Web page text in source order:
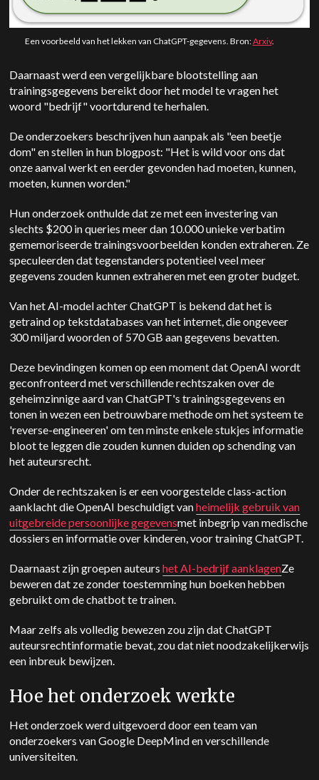
Een voorbeeld van het lekken van ChatGPT-gegevens. Bron:Arxiv.
Daarnaast werd een vergelijkbare blootstelling aan
trainingsgegevens bereikt door het model te vragen het
woord "bedrijf" voortdurend te herhalen.
De onderzoekers beschrijven hun aanpak als "een beetje
dom" en stellen in hun blogpost: "Het is wild voor ons dat
onze aanval werkt en eerder gevonden had moeten, kunnen,
moeten, kunnen worden."
Hun onderzoek onthulde dat ze met een investering van
slechts $200 in queries meer dan 10.000 unieke verbatim
gememoriseerde trainingsvoorbeelden konden extraheren. Ze
speculeerden dat tegenstanders potentieel veel meer
gegevens zouden kunnen extraheren met een groter budget.
Van het AI-model achter ChatGPT is bekend dat het is
getraind op tekstdatabases van het internet, die ongeveer
300 miljard woorden of 570 GB aan gegevens bevatten.
Deze bevindingen komen op een moment dat OpenAI wordt
geconfronteerd met verschillende rechtszaken over de
geheimzinnige aard van ChatGPT's trainingsgegevens en
tonen in wezen een betrouwbare methode om het systeem te
'reverse-engineeren' om ten minste enkele stukjes informatie
bloot te leggen die zouden kunnen duiden op schending van
het auteursrecht.
Onder de rechtszaken is er een voorgestelde class-action
aanklacht die OpenAI beschuldigt vanheimelijk gebruik van
uitgebreide persoonlijke gegevensmet inbegrip van medische
dossiers en informatie over kinderen, voor training ChatGPT.
Daarnaast zijn groepen auteurshet AI-bedrijf aanklagenZe
beweren dat ze zonder toestemming hun boeken hebben
gebruikt om de chatbot te trainen.
Maar zelfs als volledig bewezen zou zijn dat ChatGPT
auteursrechtinformatie bevat, zou dat niet noodzakelijkerwijs
een inbreuk bewijzen.
Hoe het onderzoek werkte
Het onderzoek werd uitgevoerd door een team van
onderzoekers van Google DeepMind en verschillende
universiteiten.